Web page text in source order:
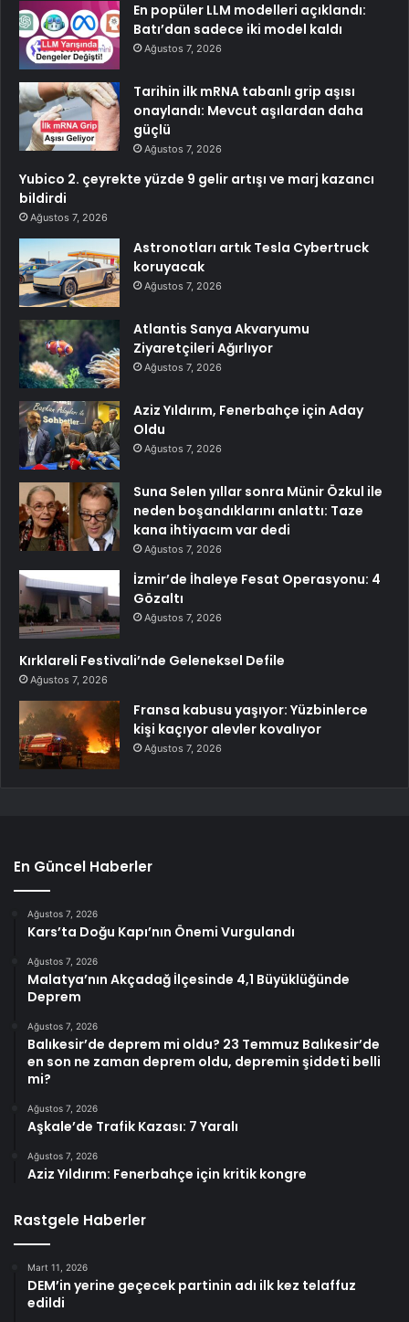
En popüler LLM modelleri açıklandı:
Batı’dan sadece iki model kaldı
Ağustos 7, 2026
Tarihin ilk mRNA tabanlı grip aşısı
onaylandı: Mevcut aşılardan daha
güçlü
Ağustos 7, 2026
Yubico 2. çeyrekte yüzde 9 gelir artışı ve marj kazancı
bildirdi
Ağustos 7, 2026
Astronotları artık Tesla Cybertruck
koruyacak
Ağustos 7, 2026
Atlantis Sanya Akvaryumu
Ziyaretçileri Ağırlıyor
Ağustos 7, 2026
Aziz Yıldırım, Fenerbahçe için Aday
Oldu
Ağustos 7, 2026
Suna Selen yıllar sonra Münir Özkul ile
neden boşandıklarını anlattı: Taze
kana ihtiyacım var dedi
Ağustos 7, 2026
İzmir’de İhaleye Fesat Operasyonu: 4
Gözaltı
Ağustos 7, 2026
Kırklareli Festivali’nde Geleneksel Defile
Ağustos 7, 2026
Fransa kabusu yaşıyor: Yüzbinlerce
kişi kaçıyor alevler kovalıyor
Ağustos 7, 2026
En Güncel Haberler
Ağustos 7, 2026
Kars’ta Doğu Kapı’nın Önemi Vurgulandı
Ağustos 7, 2026
Malatya’nın Akçadağ İlçesinde 4,1 Büyüklüğünde
Deprem
Ağustos 7, 2026
Balıkesir’de deprem mi oldu? 23 Temmuz Balıkesir’de
en son ne zaman deprem oldu, depremin şiddeti belli
mi?
Ağustos 7, 2026
Aşkale’de Trafik Kazası: 7 Yaralı
Ağustos 7, 2026
Aziz Yıldırım: Fenerbahçe için kritik kongre
Rastgele Haberler
Mart 11, 2026
DEM’in yerine geçecek partinin adı ilk kez telaffuz
edildi